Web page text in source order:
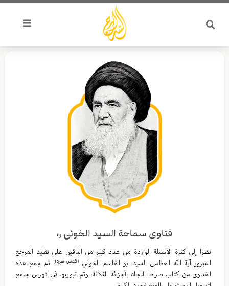
تخطي
المحتوى
فتاوى سماحة السيد الخوئي ره
نظرا إلى كثرة الأسئلة الواردة من عدد كبير من الباقين على تقليد المرجع
المبرور آية الله العظمى السيد ابو القاسم الخوئي (قدس سره)، تم جمع هذه
الفتاوى من كتاب صراط النجاة بأجزائه الثلاثة، وتم تبويبها في فهرس جامع